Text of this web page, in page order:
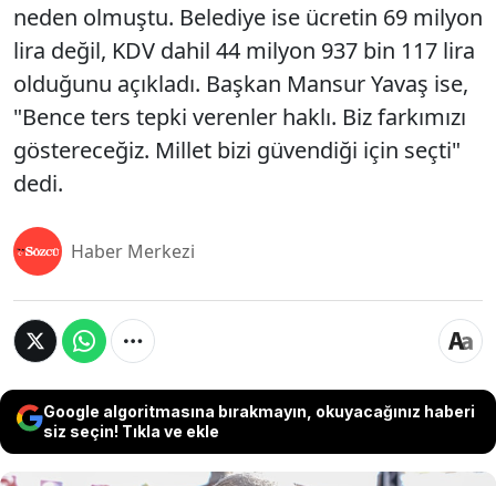
neden olmuştu. Belediye ise ücretin 69 milyon
lira değil, KDV dahil 44 milyon 937 bin 117 lira
olduğunu açıkladı. Başkan Mansur Yavaş ise,
"Bence ters tepki verenler haklı. Biz farkımızı
göstereceğiz. Millet bizi güvendiği için seçti"
dedi.
Haber Merkezi
Google algoritmasına bırakmayın, okuyacağınız haberi
siz seçin! Tıkla ve ekle